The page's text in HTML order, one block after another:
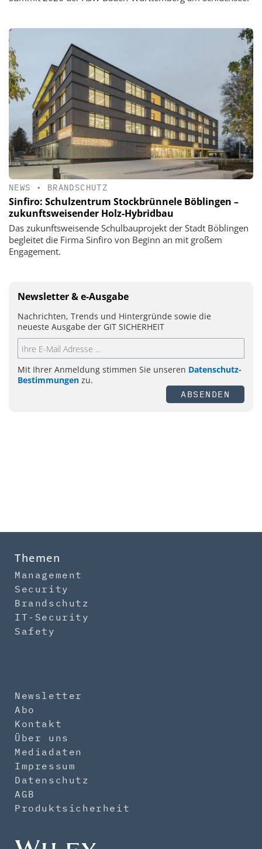
NEWS • BRANDSCHUTZ
Sinfiro: Schulzentrum Stockbrünnele Böblingen –
zukunftsweisender Holz-Hybridbau
Das zukunftsweisende Schulbauprojekt der Stadt Böblingen
begleitet die Firma Sinfiro von Beginn an mit großem
Engagement.
Newsletter & e-Ausgabe
Nachrichten, Trends und Hintergründe sowie die
neueste Ausgabe der GIT SICHERHEIT
Mit Ihrer Anmeldung stimmen Sie unseren Datenschutz-
Bestimmungen zu.
ABSENDEN
Themen
Management
Security
Brandschutz
IT-Security
Safety
Newsletter
Abo
Kontakt
Über uns
Mediadaten
Impressum
Datenschutz
AGB
Produktsicherheit